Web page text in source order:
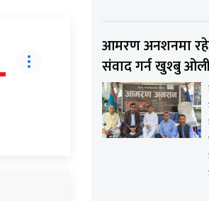
आमरण अनशनमा
संवाद गर्न खुश्बु